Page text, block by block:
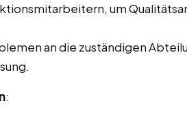
um
an die zuständigen
: